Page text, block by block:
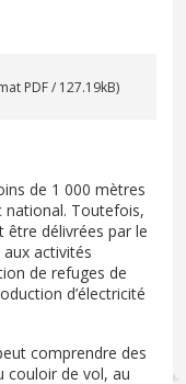
PDF / 127.19kB)
de 1 000 mètres
Toutefois,
délivrées par le
aux activités
de refuges de
d’électricité
comprendre des
couloir de vol, au